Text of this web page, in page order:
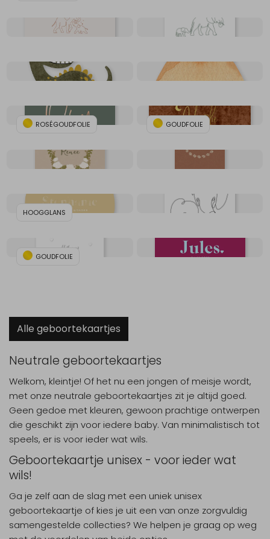
ROSÉGOUDFOLIE GOUDFOLIE
HOOGGLANS
GOUDFOLIE
Alle geboortekaartjes
Neutrale geboortekaartjes
Welkom, kleintje! Of het nu een jongen of meisje wordt,
met onze neutrale geboortekaartjes zit je altijd goed.
Geen gedoe met kleuren, gewoon prachtige ontwerpen
die geschikt zijn voor iedere baby. Van minimalistisch tot
speels, er is voor ieder wat wils.
Geboortekaartje unisex - voor ieder wat
wils!
Ga je zelf aan de slag met een uniek unisex
geboortekaartje of kies je uit een van onze zorgvuldig
samengestelde collecties? We helpen je graag op weg